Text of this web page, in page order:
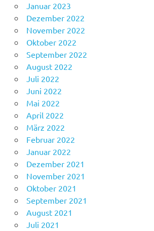
Januar 2023
Dezember 2022
November 2022
Oktober 2022
September 2022
August 2022
Juli 2022
Juni 2022
Mai 2022
April 2022
März 2022
Februar 2022
Januar 2022
Dezember 2021
November 2021
Oktober 2021
September 2021
August 2021
Juli 2021